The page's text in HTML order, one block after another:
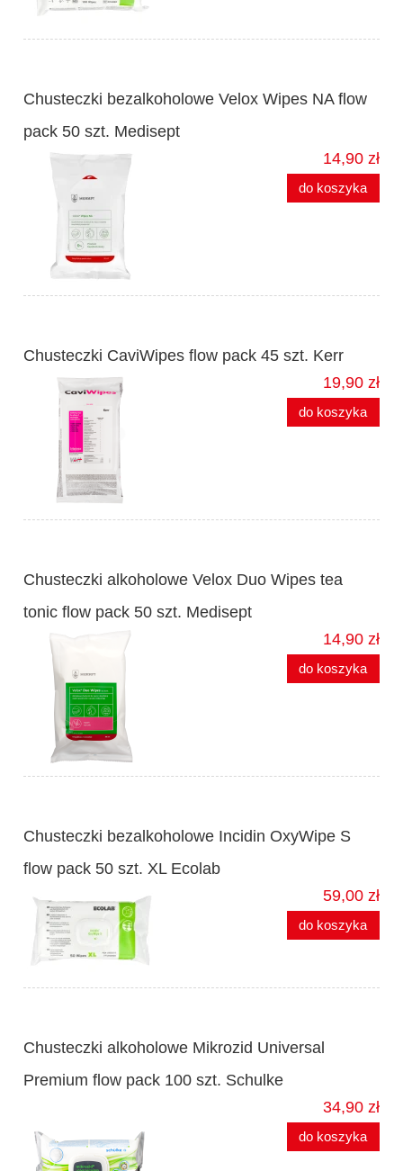
Chusteczki bezalkoholowe Velox Wipes NA flow
pack 50 szt. Medisept
14,90 zł
do koszyka
Chusteczki CaviWipes flow pack 45 szt. Kerr
19,90 zł
do koszyka
Chusteczki alkoholowe Velox Duo Wipes tea
tonic flow pack 50 szt. Medisept
14,90 zł
do koszyka
Chusteczki bezalkoholowe Incidin OxyWipe S
flow pack 50 szt. XL Ecolab
59,00 zł
do koszyka
Chusteczki alkoholowe Mikrozid Universal
Premium flow pack 100 szt. Schulke
34,90 zł
do koszyka